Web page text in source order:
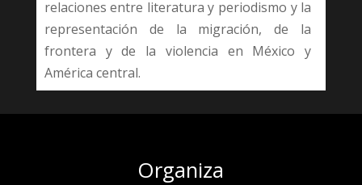
relaciones entre literatura y periodismo y la
representación de la migración, de la
frontera y de la violencia en México y
América central.
Organiza